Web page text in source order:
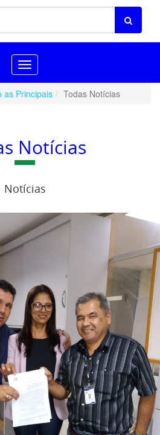
Toggle
navigation
as Principais Todas Notícias
Notícias
Notícias